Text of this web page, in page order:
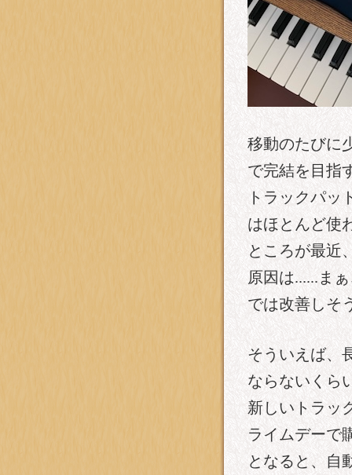
移動のたびに
で完結を目指
トラックパッ
はほとんど使
ところが最近
原因は......ま
では改善しそ
そういえば、
ならないくら
新しいトラッ
ライムデーで
となると、自